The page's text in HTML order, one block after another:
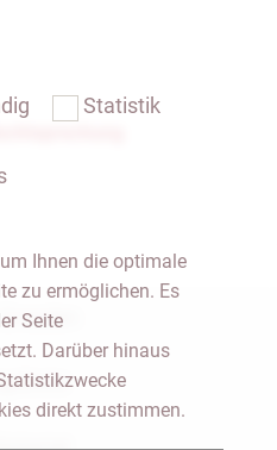
Statistik
Ihnen die optimale
zu ermöglichen. Es
Seite
Darüber hinaus
direkt zustimmen.